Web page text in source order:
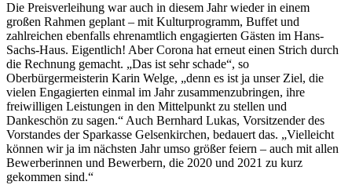
Die Preisverleihung war auch in diesem Jahr wieder in einem
großen Rahmen geplant – mit Kulturprogramm, Buffet und
zahlreichen ebenfalls ehrenamtlich engagierten Gästen im Hans-
Sachs-Haus. Eigentlich! Aber Corona hat erneut einen Strich durch
die Rechnung gemacht. „Das ist sehr schade“, so
Oberbürgermeisterin Karin Welge, „denn es ist ja unser Ziel, die
vielen Engagierten einmal im Jahr zusammenzubringen, ihre
freiwilligen Leistungen in den Mittelpunkt zu stellen und
Dankeschön zu sagen.“ Auch Bernhard Lukas, Vorsitzender des
Vorstandes der Sparkasse Gelsenkirchen, bedauert das. „Vielleicht
können wir ja im nächsten Jahr umso größer feiern – auch mit allen
Bewerberinnen und Bewerbern, die 2020 und 2021 zu kurz
gekommen sind.“